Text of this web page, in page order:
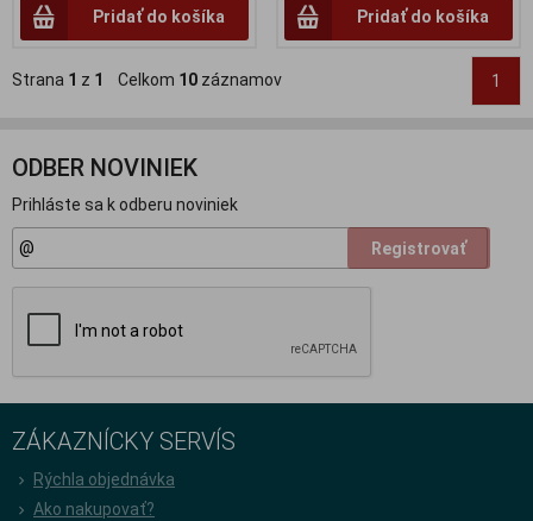
Pridať do košíka Pridať do košíka
Strana 1 z 1 Celkom 10 záznamov 1
ODBER NOVINIEK
Prihláste sa k odberu noviniek
Registrovať
ZÁKAZNÍCKY SERVÍS
Rýchla objednávka
Ako nakupovať?